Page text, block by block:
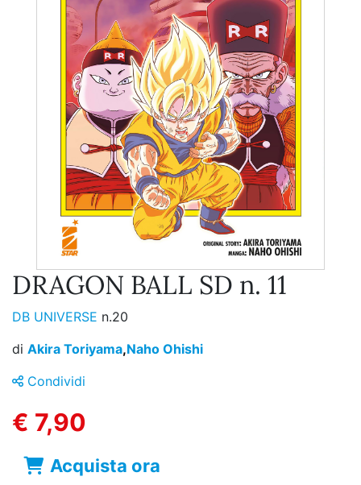
DRAGON BALL SD n. 11
DB UNIVERSE n.20
di Akira Toriyama,Naho Ohishi
Condividi
€ 7,90
Acquista ora